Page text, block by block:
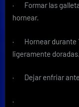
· Formar las
hornear.
· Hornear durante
ligeramente doradas.
· Dejar enfriar
·